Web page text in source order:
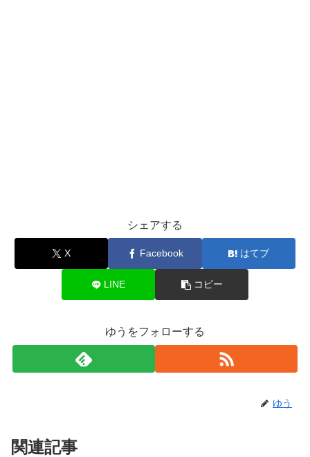
シェアする
X Facebook はてブ
LINE コピー
ゆうをフォローする
ゆう
関連記事